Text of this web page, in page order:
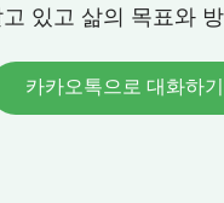
있고 삶의 목표와
카카오톡으로 대화하기